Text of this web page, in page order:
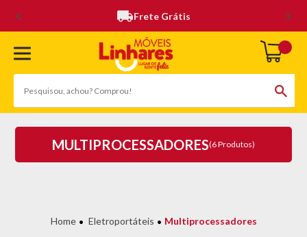
Frete Grátis
MULTIPROCESSADORES(6 Produtos)
Eletroportáteis Multiprocessadores